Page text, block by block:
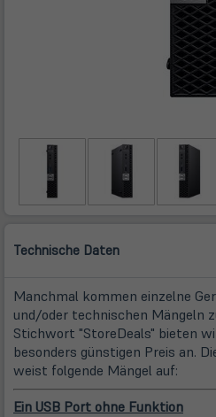
Technische Daten
Manchmal kommen einzelne
und/oder technischen Mängeln
Stichwort "StoreDeals" bieten
besonders günstigen Preis an.
weist folgende Mängel auf:
Ein USB Port ohne Funktion